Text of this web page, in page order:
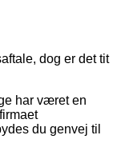
dog er det tit
har været en
du genvej til